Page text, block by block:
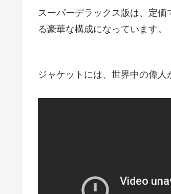
スーパーデラックス版は、定
る豪華な構成になっています。
ジャケットには、世界中の偉人